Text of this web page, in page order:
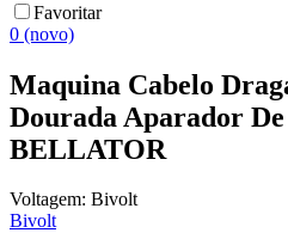
Favoritar
0 (novo)
Maquina Cabelo
Dourada Aparador De
BELLATOR
Voltagem: Bivolt
Bivolt